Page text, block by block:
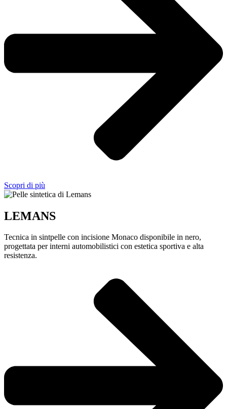
Scopri di più
LEMANS
Tecnica in sintpelle con incisione Monaco disponibile in nero,
progettata per interni automobilistici con estetica sportiva e alta
resistenza.